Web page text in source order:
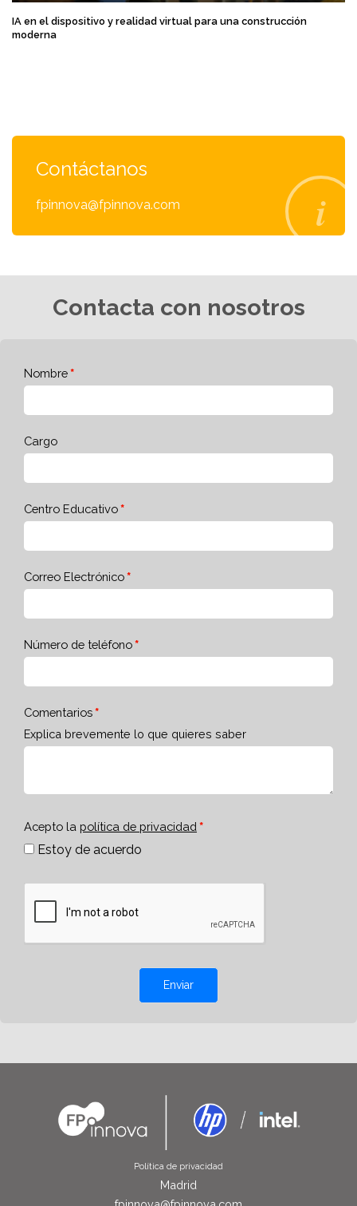
IA en el dispositivo y realidad virtual para una construcción
moderna
Contáctanos
fpinnova@fpinnova.com
Contacta con nosotros
Nombre
Cargo
Centro Educativo
Correo Electrónico
Número de teléfono
Comentarios
Explica brevemente lo que quieres saber
Acepto la política de privacidad
Estoy de acuerdo
Enviar
Política de privacidad
Madrid